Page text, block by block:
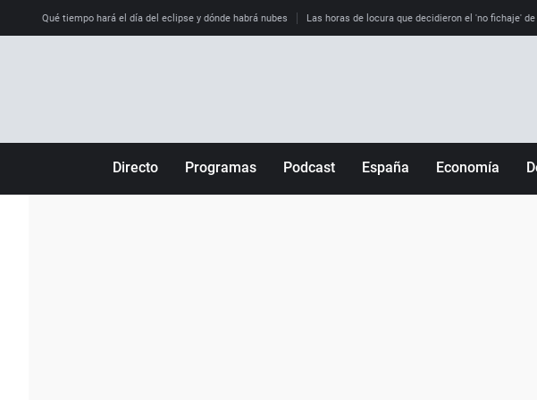
Qué tiempo hará el día del eclipse y dónde habrá nubes Las horas de locura que decidieron el 'no fichaje'
Directo Programas Podcast España Economía